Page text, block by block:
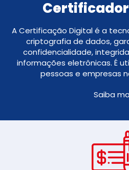
A Certificação Digital é a
criptografia de dados,
confidencialidade,
informações eletrônicas. É
pessoas e empresas
Saiba